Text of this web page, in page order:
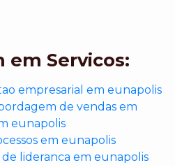
em Servicos:
empresarial em eunapolis
de vendas em
eunapolis
em eunapolis
lideranca em eunapolis